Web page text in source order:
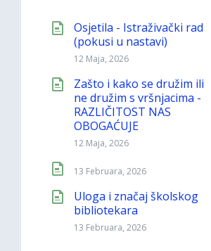
Osjetila - Istraživački rad
(pokusi u nastavi)
12 Maja, 2026
Zašto i kako se družim ili
ne družim s vršnjacima -
RAZLIČITOST NAS
OBOGAĆUJE
12 Maja, 2026
13 Februara, 2026
Uloga i značaj školskog
bibliotekara
13 Februara, 2026